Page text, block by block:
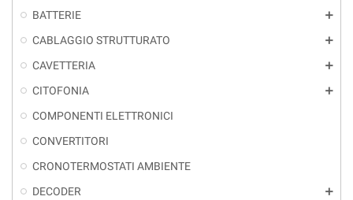
BATTERIE add
CABLAGGIO STRUTTURATO add
CAVETTERIA add
CITOFONIA add
COMPONENTI ELETTRONICI
CONVERTITORI
CRONOTERMOSTATI AMBIENTE
DECODER
add